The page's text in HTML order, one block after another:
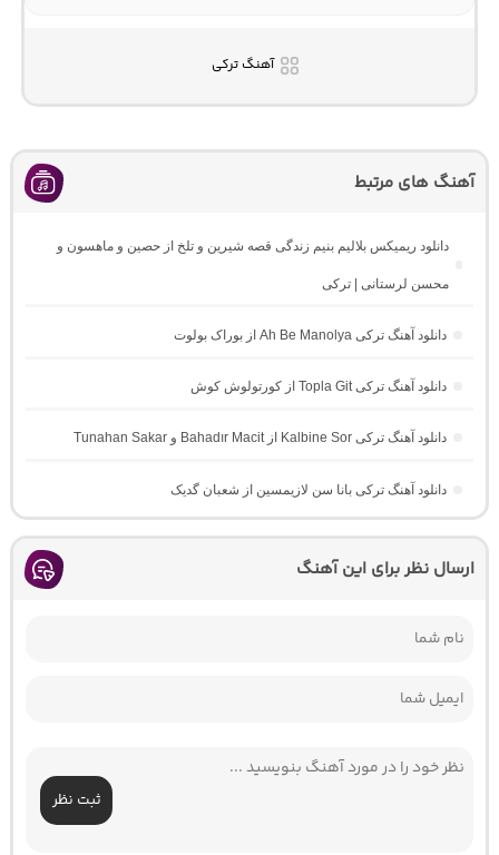
آهنگ ترکی
آهنگ های مرتبط
دانلود ریمیکس بلالیم بنیم زندگی قصه شیرین و تلخ از حصین و ماهسون و
محسن لرستانی | ترکی
دانلود آهنگ ترکی Ah Be Manolya از بوراک بولوت
دانلود آهنگ ترکی Topla Git از کورتولوش کوش
دانلود آهنگ ترکی Kalbine Sor از Bahadır Macit و Tunahan Sakar
دانلود آهنگ ترکی بانا سن لازیمسین از شعبان گدیک
ارسال نظر برای این آهنگ
ثبت نظر